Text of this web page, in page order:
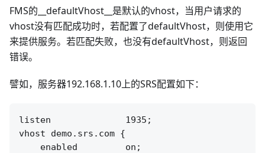
FMS的__defaultVhost__是默认的vhost，当用户请求的
vhost没有匹配成功时，若配置了defaultVhost，则使用它
来提供服务。若匹配失败，也没有defaultVhost，则返回
错误。
譬如，服务器192.168.1.10上的SRS配置如下：
listen              1935;
vhost demo.srs.com {
    enabled         on;